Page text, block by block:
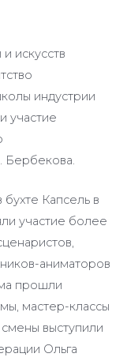
искусств
индустрии
участие
Бербекова.
Капсель в
участие более
аниматоров
прошли
мастер-классы
выступили
Ольга